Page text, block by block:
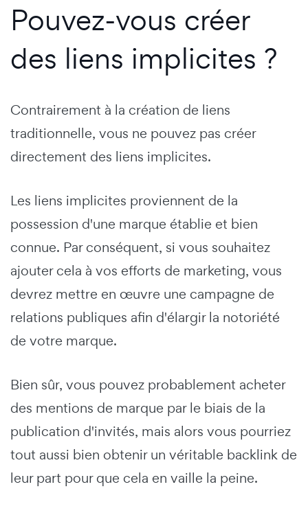
Pouvez-vous créer
des liens implicites ?
Contrairement à la création de liens
traditionnelle, vous ne pouvez pas créer
directement des liens implicites.
Les liens implicites proviennent de la
possession d'une marque établie et bien
connue. Par conséquent, si vous souhaitez
ajouter cela à vos efforts de marketing, vous
devrez mettre en œuvre une campagne de
relations publiques afin d'élargir la notoriété
de votre marque.
Bien sûr, vous pouvez probablement acheter
des mentions de marque par le biais de la
publication d'invités, mais alors vous pourriez
tout aussi bien obtenir un véritable backlink de
leur part pour que cela en vaille la peine.